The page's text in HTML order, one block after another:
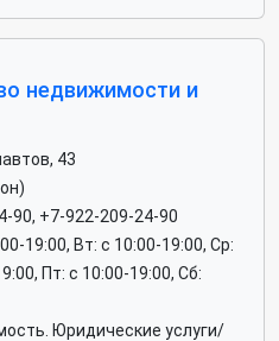
недвижимости и
43
90, +7-922-209-24-90
19:00, Вт: c 10:00-19:00, Ср:
Пт: c 10:00-19:00, Сб:
Юридические услуги/